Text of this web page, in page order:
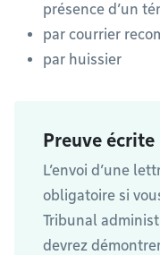
présence d’un
par courrier
par huissier
Preuve écrite
L’envoi d’une
obligatoire si
Tribunal
devrez